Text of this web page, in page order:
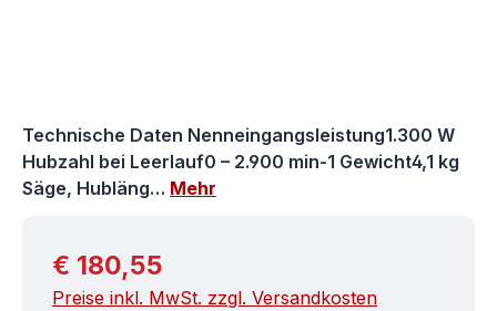
Technische Daten Nenneingangsleistung1.300 W
Hubzahl bei Leerlauf0 – 2.900 min-1 Gewicht4,1 kg
Säge, Hubläng… Mehr
Regulärer Preis:
€ 180,55
Preise inkl. MwSt. zzgl. Versandkosten